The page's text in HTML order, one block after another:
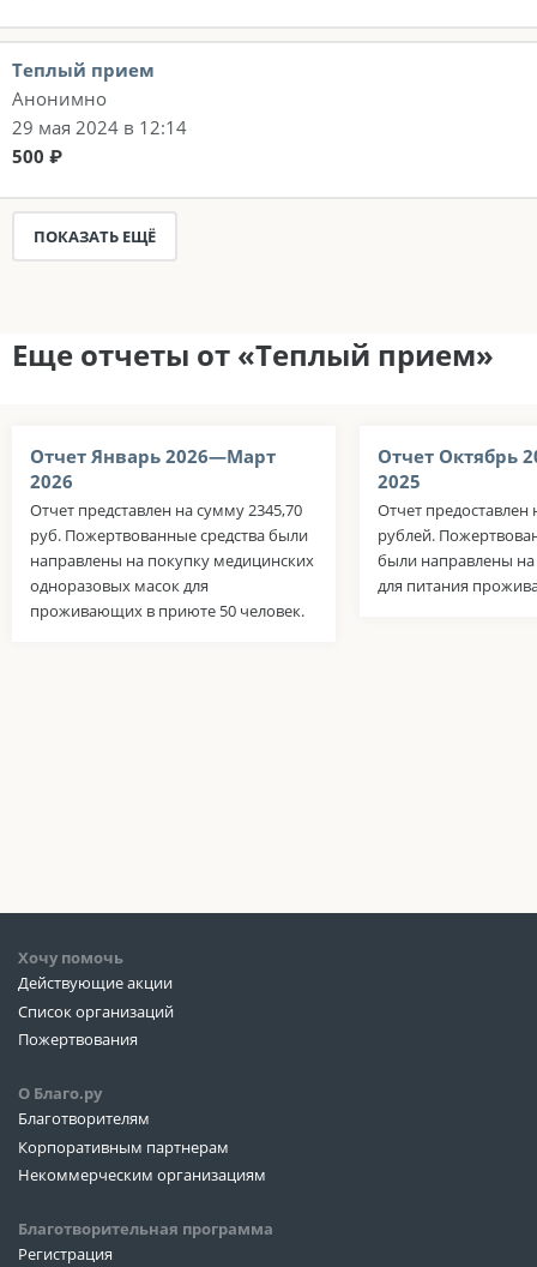
Теплый прием
Анонимно
29 мая 2024 в 12:14
500 ₽
ПОКАЗАТЬ ЕЩЁ
Еще отчеты от «Теплый прием»
Отчет Январь 2026—Март
2026
Отчет представлен на сумму 2345,70
руб. Пожертвованные средства были
направлены на покупку медицинских
одноразовых масок для
проживающих в приюте 50 человек.
Отчет Октябрь
2025
Отчет предоставлен
рублей.
были направлены на
для питания
Хочу помочь
Действующие акции
Список организаций
Пожертвования
О Благо.ру
Благотворителям
Корпоративным партнерам
Некоммерческим организациям
Благотворительная программа
Регистрация